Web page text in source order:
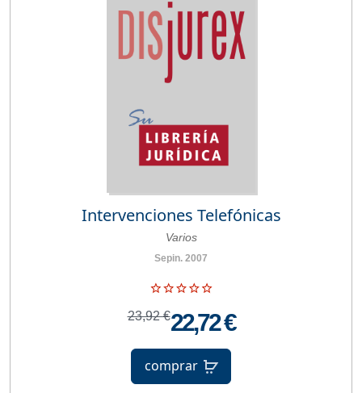
Intervenciones Telefónicas
Varios
Sepin. 2007
23,92 €22,72 €
comprar